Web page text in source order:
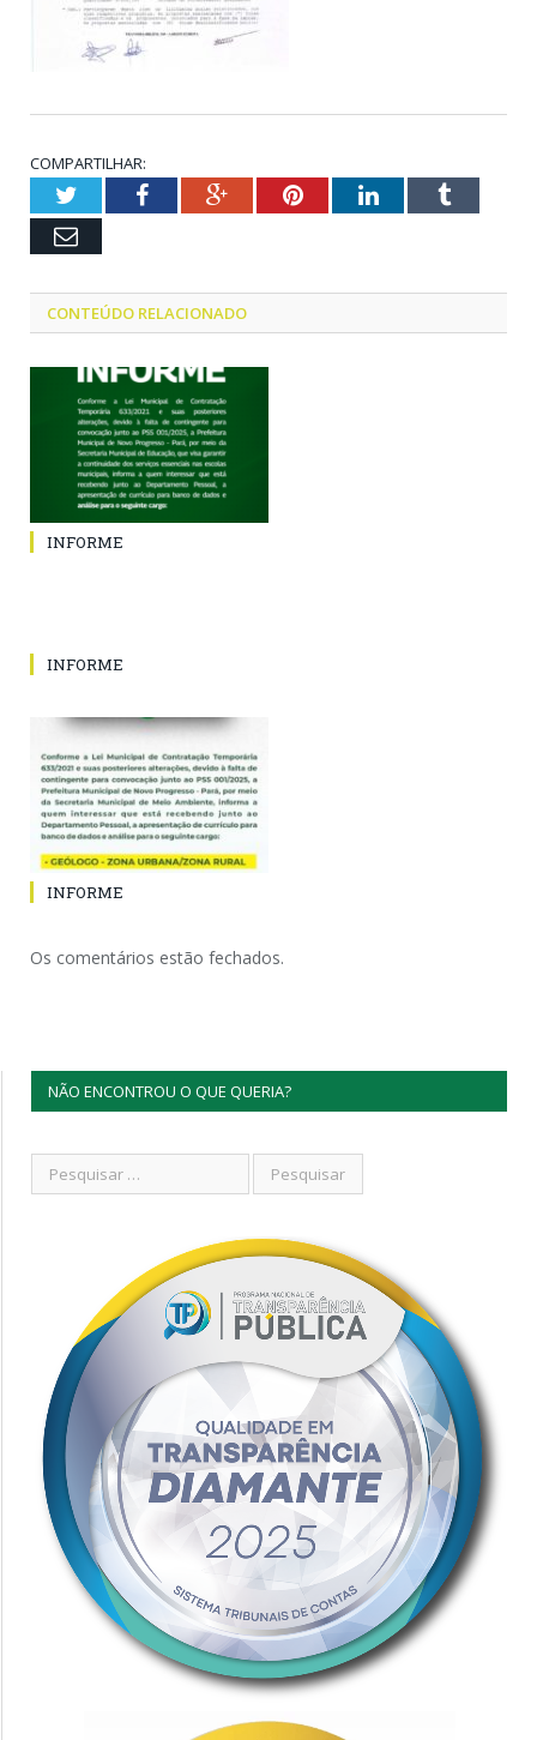
COMPARTILHAR:
TwitterFacebookGoogle+PinterestLinkedInTumblr
Email
CONTEÚDO RELACIONADO
INFORME
INFORME
INFORME
Os comentários estão fechados.
NÃO ENCONTROU O QUE QUERIA?